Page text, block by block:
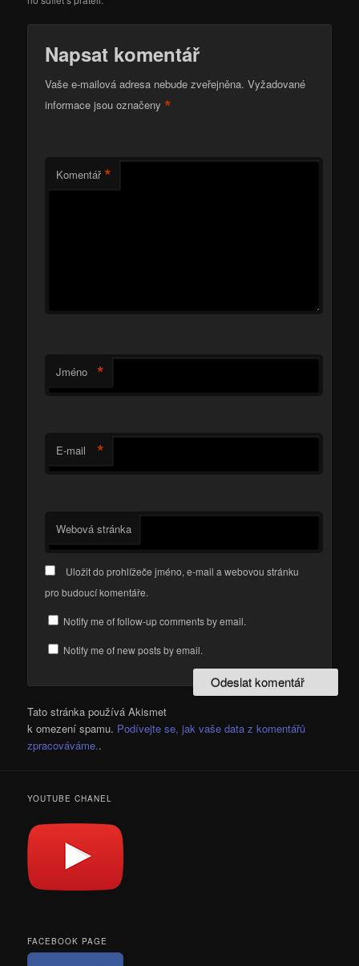
Napsat komentář
Vaše e-mailová adresa nebude zveřejněna. Vyžadované
informace jsou označeny*
Komentář *
Jméno *
E-mail *
Webová stránka
Uložit do prohlížeče jméno, e-mail a webovou stránku
pro budoucí komentáře.
Notify me of follow-up comments by email.
Notify me of new posts by email.
Tato stránka používá Akismet
k omezení spamu. Podívejte se, jak vaše data z komentářů
zpracováváme..
YOUTUBE CHANEL
FACEBOOK PAGE